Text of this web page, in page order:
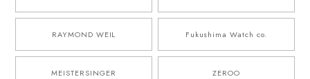
RAYMOND WEIL Fukushima Watch co.
MEISTERSINGER ZEROO